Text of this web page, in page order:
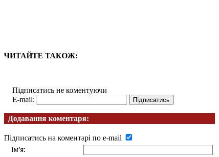
ЧИТАЙТЕ ТАКОЖ:
Підписатись не коментуючи
E-mail:
Додавання коментаря:
Підписатись на коментарі по e-mail
Ім'я: